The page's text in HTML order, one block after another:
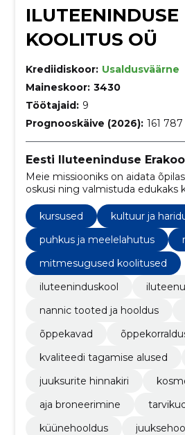
ILUTEENINDUSE
KOOLITUS OÜ
Krediidiskoor: Usaldusväärne
Maineskoor: 3430
Töötajaid: 9
Prognooskäive (2026): 161
Eesti Iluteeninduse
Meie missiooniks on aidata
oskusi ning valmistuda edukaks
kosmeetikuna, pakkudes samal
teenust meie klientidele.
kursused
kultuur ja
puhkus ja meelelahutus
mitmesugused koolitused
iluteeninduskool
nannic tooted ja hooldus
õppekavad
kvaliteedi tagamise alused
juuksurite hinnakiri
aja broneerimine
küünehooldus